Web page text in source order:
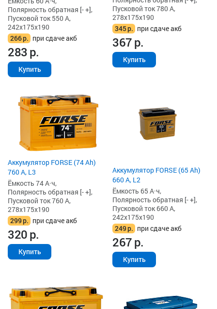
Полярность обратная [- +],
Пусковой ток 550 А,
242x175x190
266р. при сдаче акб
283р.
Купить
Пусковой ток 780 А,
278x175x190
345р. при сдаче акб
367р.
Купить
Аккумулятор FORSE (74 Ah)
760 А, L3
Ёмкость 74 А·ч,
Полярность обратная [- +],
Пусковой ток 760 А,
278x175x190
299р. при сдаче акб
320р.
Купить
Аккумулятор FORSE (65 Ah)
660 А, L2
Ёмкость 65 А·ч,
Полярность обратная [- +],
Пусковой ток 660 А,
242x175x190
249р. при сдаче акб
267р.
Купить